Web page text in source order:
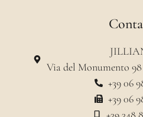
Via del Monumento
+39 06
+39 06
+39 348